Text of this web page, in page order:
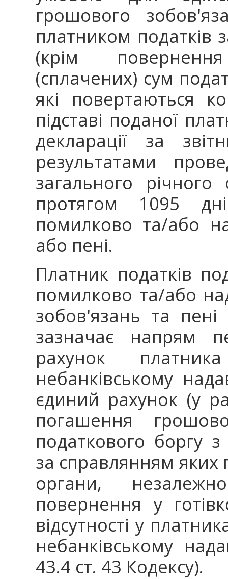
грошового
платником податків
(крім
(сплачених) сум
які повертаються
підставі поданої
декларації за
результатами
загального річного
протягом 1095
помилково та/або
або пені.
Платник податків
помилково та/або
зобов'язань та
зазначає напрям
рахунок
небанківському
єдиний рахунок (у
погашення
податкового боргу
за справлянням
органи,
повернення у
відсутності у
небанківському
43.4 ст. 43 Кодексу).